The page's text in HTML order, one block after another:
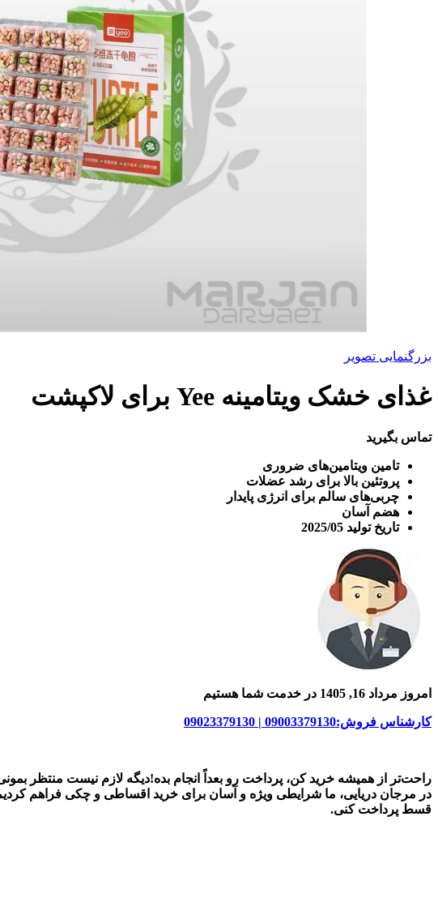
بزرگنمایی تصویر
غذای خشک ویتامینه Yee برای لاکپشت
تماس بگیرید
تامین ویتامین‌های ضروری
پروتئین بالا برای رشد عضلات
چربی‌های سالم برای انرژی پایدار
هضم آسان
تاریخ تولید 2025/05
امروز مرداد 16, 1405 در خدمت شما هستیم
کارشناس فروش:09003379130 | 09023379130
راحت‌تر از همیشه خرید کن، پرداخت رو بعداً انجام بده!دیگه لازم نیست منتظر
در مرجان دریایی، ما شرایطی ویژه و آسان برای خرید اقساطی و چکی فراهم
قسط پرداخت کنی.